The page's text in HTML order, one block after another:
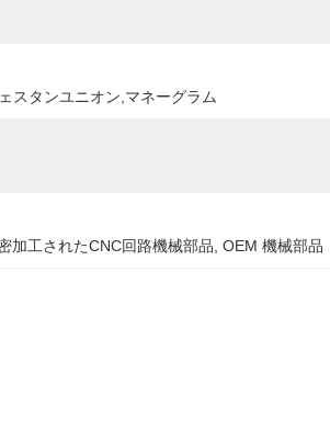
スタンユニオン,マネーグラム
加工されたCNC回路機械部品 OEM 機械部品